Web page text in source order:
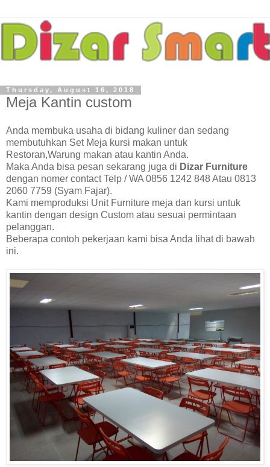
Thursday, August 16, 2018
Meja Kantin custom
Anda membuka usaha di bidang kuliner dan sedang
membutuhkan Set Meja kursi makan untuk
Restoran,Warung makan atau kantin Anda.
Maka Anda bisa pesan sekarang juga di Dizar Furniture
dengan nomer contact Telp / WA 0856 1242 848 Atau 0813
2060 7759 (Syam Fajar).
Kami memproduksi Unit Furniture meja dan kursi untuk
kantin dengan design Custom atau sesuai permintaan
pelanggan.
Beberapa contoh pekerjaan kami bisa Anda lihat di bawah
ini.